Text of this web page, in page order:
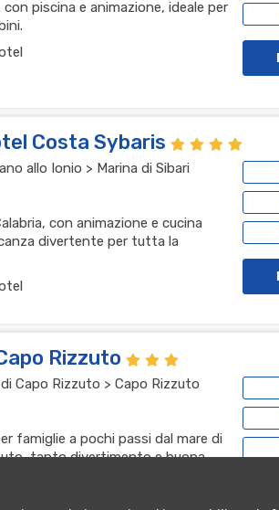
piscina e animazione, ideale per
Costa Sybaris
allo Ionio > Marina di Sibari
con animazione e cucina
divertente per tutta la
Rizzuto
Capo Rizzuto > Capo Rizzuto
famiglie a pochi passi dal mare di
tanto divertimento e buona